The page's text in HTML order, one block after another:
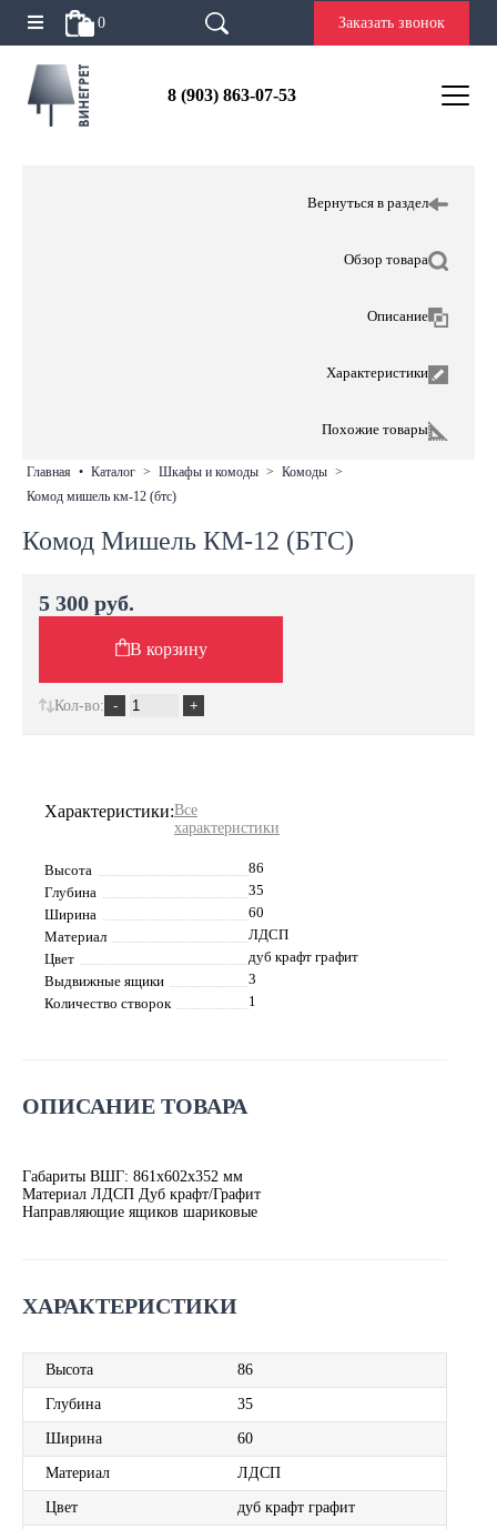
0 Заказать звонок
8 (903) 863-07-53
Вернуться в раздел
Обзор товара
Описание
Характеристики
Похожие товары
главная • каталог > шкафы и комоды > комоды >
комод мишель км-12 (бтс)
Комод Мишель КМ-12 (БТС)
Характеристики:Все
характеристики
Высота
86
Глубина
35
Ширина
60
Материал
ЛДСП
Цвет
дуб крафт графит
Выдвижные ящики
3
Количество створок
1
ОПИСАНИЕ ТОВАРА
Габариты ВШГ: 861х602х352 мм
Материал ЛДСП Дуб крафт/Графит
Направляющие ящиков шариковые
ХАРАКТЕРИСТИКИ
Высота 86
Глубина 35
Ширина 60
Материал ЛДСП
Цвет дуб крафт графит
5 300 руб.
В корзину
Кол-во: